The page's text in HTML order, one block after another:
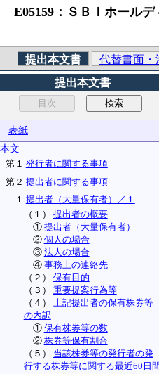
E05159：ＳＢＩホール
提出本文書
代替書面・
提出本文書